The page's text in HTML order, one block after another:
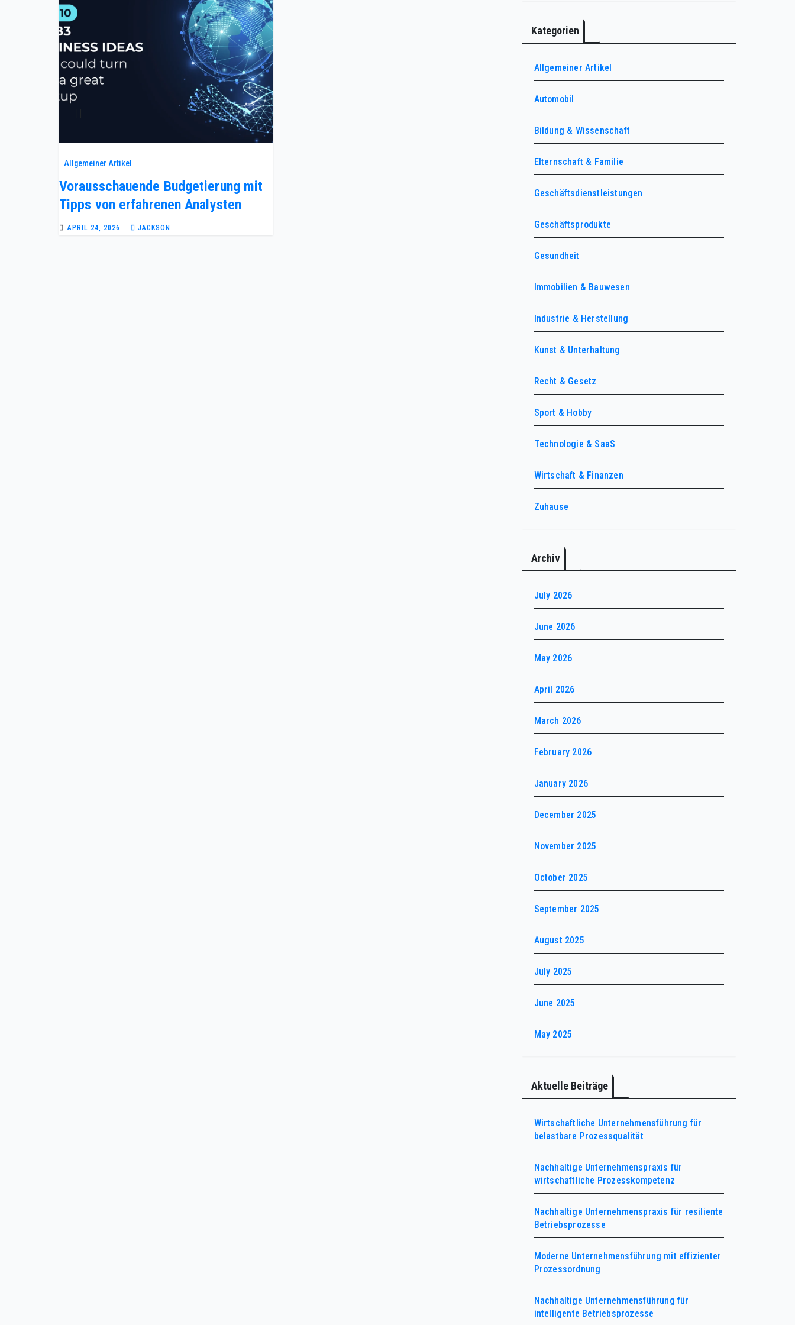
Allgemeiner Artikel
Vorausschauende Budgetierung mit
Tipps von erfahrenen Analysten
APRIL 24, 2026 JACKSON
Kategorien
Allgemeiner Artikel
Automobil
Bildung & Wissenschaft
Elternschaft & Familie
Geschäftsdienstleistungen
Geschäftsprodukte
Gesundheit
Immobilien & Bauwesen
Industrie & Herstellung
Kunst & Unterhaltung
Recht & Gesetz
Sport & Hobby
Technologie & SaaS
Wirtschaft & Finanzen
Zuhause
Archiv
July 2026
June 2026
May 2026
April 2026
March 2026
February 2026
January 2026
December 2025
November 2025
October 2025
September 2025
August 2025
July 2025
June 2025
May 2025
Aktuelle Beiträge
Wirtschaftliche Unternehmensführung für
belastbare Prozessqualität
Nachhaltige Unternehmenspraxis für
wirtschaftliche Prozesskompetenz
Nachhaltige Unternehmenspraxis für resiliente
Betriebsprozesse
Moderne Unternehmensführung mit effizienter
Prozessordnung
Nachhaltige Unternehmensführung für
intelligente Betriebsprozesse